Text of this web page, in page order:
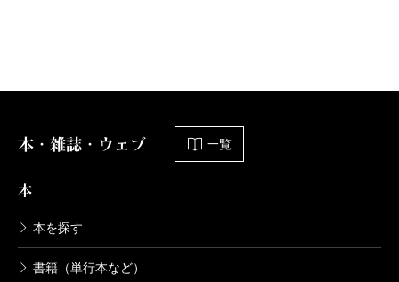
報環境論「サイバースペースはなぜそう呼ばれる
か」を参照）の発信源となるパロアルトという地
名が出てくる。つまりこの時期のロスマクと『ヴ
呪縛から逃れられない。またウィリアム・ゴール
ドマンはロスマクの作風について、「幽霊（ゴー
本・雑誌・ウェブ 一覧
本
本を探す
書籍（単行本など）